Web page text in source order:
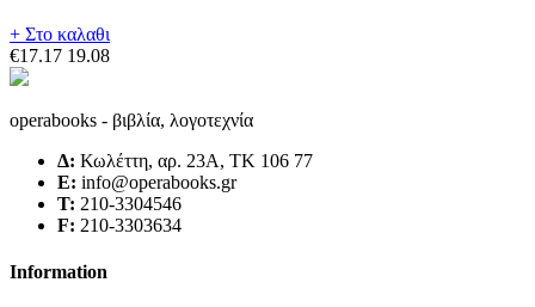
+ Στο καλαθι
€17.17 19.08
operabooks - βιβλία, λογοτεχνία
Δ: Κωλέττη, αρ. 23Α, ΤΚ 106 77
E: info@operabooks.gr
Τ: 210-3304546
F: 210-3303634
Information